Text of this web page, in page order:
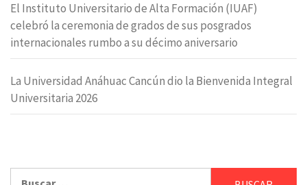
El Instituto Universitario de Alta Formación (IUAF)
celebró la ceremonia de grados de sus posgrados
internacionales rumbo a su décimo aniversario
La Universidad Anáhuac Cancún dio la Bienvenida Integral
Universitaria 2026